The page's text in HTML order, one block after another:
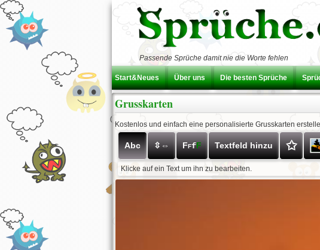
Passende Sprüche damit nie die Worte fehlen
Start&Neues Über uns Die besten Sprüche
Grusskarten
Kostenlos und einfach eine personalisierte Grusskarten
Abc ⇳⇔ FFfF Textfeld hinzu ✩
Klicke auf ein Text um ihn zu bearbeiten.